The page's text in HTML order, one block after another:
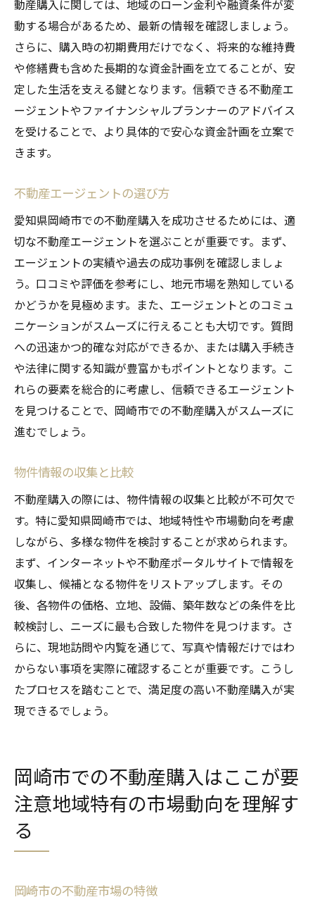
動産購入に関しては、地域のローン金利や融資条件が変
動する場合があるため、最新の情報を確認しましょう。
さらに、購入時の初期費用だけでなく、将来的な維持費
や修繕費も含めた長期的な資金計画を立てることが、安
定した生活を支える鍵となります。信頼できる不動産エ
ージェントやファイナンシャルプランナーのアドバイス
を受けることで、より具体的で安心な資金計画を立案で
きます。
不動産エージェントの選び方
愛知県岡崎市での不動産購入を成功させるためには、適
切な不動産エージェントを選ぶことが重要です。まず、
エージェントの実績や過去の成功事例を確認しましょ
う。口コミや評価を参考にし、地元市場を熟知している
かどうかを見極めます。また、エージェントとのコミュ
ニケーションがスムーズに行えることも大切です。質問
への迅速かつ的確な対応ができるか、または購入手続き
や法律に関する知識が豊富かもポイントとなります。こ
れらの要素を総合的に考慮し、信頼できるエージェント
を見つけることで、岡崎市での不動産購入がスムーズに
進むでしょう。
物件情報の収集と比較
不動産購入の際には、物件情報の収集と比較が不可欠で
す。特に愛知県岡崎市では、地域特性や市場動向を考慮
しながら、多様な物件を検討することが求められます。
まず、インターネットや不動産ポータルサイトで情報を
収集し、候補となる物件をリストアップします。その
後、各物件の価格、立地、設備、築年数などの条件を比
較検討し、ニーズに最も合致した物件を見つけます。さ
らに、現地訪問や内覧を通じて、写真や情報だけではわ
からない事項を実際に確認することが重要です。こうし
たプロセスを踏むことで、満足度の高い不動産購入が実
現できるでしょう。
岡崎市での不動産購入はここが要
注意地域特有の市場動向を理解す
る
岡崎市の不動産市場の特徴